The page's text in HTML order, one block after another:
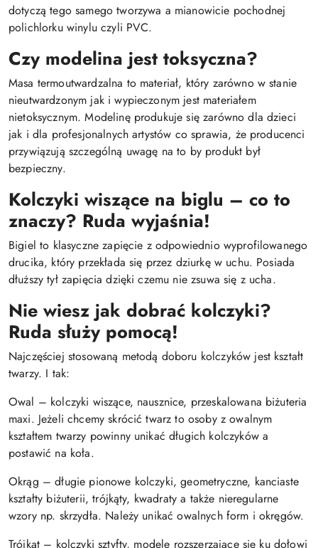
dotyczą tego samego tworzywa a mianowicie pochodnej
polichlorku winylu czyli PVC.
Czy modelina jest toksyczna?
Masa termoutwardzalna to materiał, który zarówno w stanie
nieutwardzonym jak i wypieczonym jest materiałem
nietoksycznym. Modelinę produkuje się zarówno dla dzieci
jak i dla profesjonalnych artystów co sprawia, że producenci
przywiązują szczególną uwagę na to by produkt był
bezpieczny.
Kolczyki wiszące na biglu – co to
znaczy? Ruda wyjaśnia!
Bigiel to klasyczne zapięcie z odpowiednio wyprofilowanego
drucika, który przekłada się przez dziurkę w uchu. Posiada
dłuższy tył zapięcia dzięki czemu nie zsuwa się z ucha.
Nie wiesz jak dobrać kolczyki?
Ruda służy pomocą!
Najczęściej stosowaną metodą doboru kolczyków jest kształt
twarzy. I tak:
Owal – kolczyki wiszące, nausznice, przeskalowana biżuteria
maxi. Jeżeli chcemy skrócić twarz to osoby z owalnym
kształtem twarzy powinny unikać długich kolczyków a
postawić na koła.
Okrąg – długie pionowe kolczyki, geometryczne, kanciaste
kształty biżuterii, trójkąty, kwadraty a także nieregularne
wzory np. skrzydła. Należy unikać owalnych form i okręgów.
Trójkąt – kolczyki sztyfty, modele rozszerzające się ku dołowi